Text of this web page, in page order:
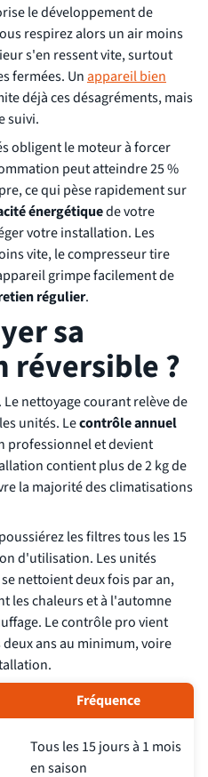
le développement de
respirez alors un air moins
s'en ressent vite, surtout
fermées. Unappareil bien
déjà ces désagréments, mais
suivi.
obligent le moteur à forcer
peut atteindre 25 %
ce qui pèse rapidement sur
énergétiquede votre
votre installation. Les
vite, le compresseur tire
grimpe facilement de
régulier.
sa
?
nettoyage courant relève de
unités. Lecontrôle annuel
professionnel et devient
contient plus de 2 kg de
la majorité des climatisations
les filtres tous les 15
d'utilisation. Les unités
nettoient deux fois par an,
les chaleurs et à l'automne
Le contrôle pro vient
ans au minimum, voire
Fréquence
Tous les 15 jours à 1 mois
en saison